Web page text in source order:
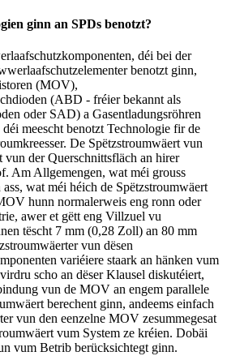
ginn an SPDs benotzt?
déi bei der
benotzt ginn,
(MOV),
(ABD - fréier bekannt als
oder SAD) a Gasentladungsröhren
meescht benotzt Technologie fir de
De Spëtzstroumwäert vun
der Querschnittsfläch an hirer
Am Allgemengen, wat méi grouss
wat méi héich de Spëtzstroumwäert
hunn normalerweis eng ronn oder
awer et gëtt eng Villzuel vu
tëscht 7 mm (0,28 Zoll) an 80 mm
vun dësen
variéiere staark an hänken vum
scho an dëser Klausel diskutéiert,
vun de MOV an engem parallele
berechent ginn, andeems einfach
vun den eenzelne MOV zesummegesat
vum System ze kréien. Dobäi
vum Betrib berücksichtegt ginn.